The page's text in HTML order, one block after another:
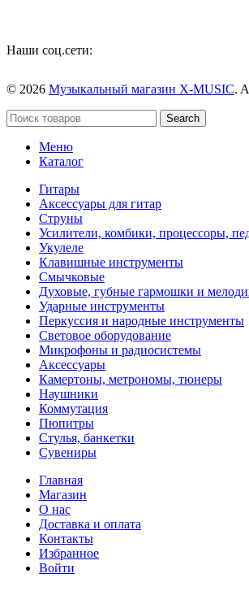
Наши соц.сети:
© 2026 Музыкальный магазин X-MUSIC.
Search
Меню
Каталог
Гитары
Аксессуары для гитар
Струны
Усилители, комбики, процессоры,
Укулеле
Клавишные инструменты
Смычковые
Духовые, губные гармошки и
Ударные инструменты
Перкуссия и народные инструменты
Световое оборудование
Микрофоны и радиосистемы
Аксессуары
Камертоны, метрономы, тюнеры
Наушники
Коммутация
Пюпитры
Стулья, банкетки
Сувениры
Главная
Магазин
О нас
Доставка и оплата
Контакты
Избранное
Войти